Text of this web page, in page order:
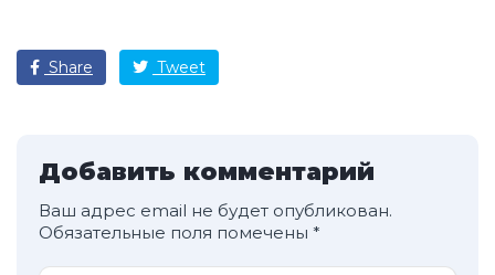
Share Tweet
Добавить комментарий
Ваш адрес email не будет опубликован.
Обязательные поля помечены *